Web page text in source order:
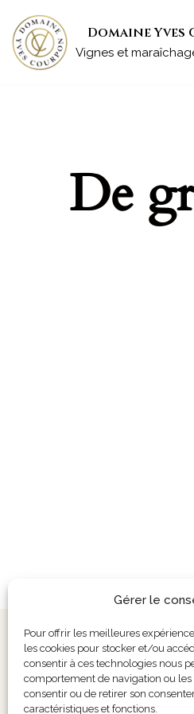
Gérer le
Pour offrir les meilleures
les cookies pour stocker et/ou
consentir à ces technologies nous
comportement de navigation ou les
consentir ou de retirer son
caractéristiques et fonctions.
Aller
au
Domaine Yves
Vignes et
De
Conditions
Politique de
Politique de